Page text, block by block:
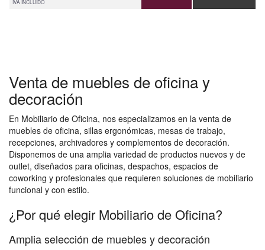
IVA INCLUIDO
Venta de muebles de oficina y
decoración
En Mobiliario de Oficina, nos especializamos en la venta de
muebles de oficina, sillas ergonómicas, mesas de trabajo,
recepciones, archivadores y complementos de decoración.
Disponemos de una amplia variedad de productos nuevos y de
outlet, diseñados para oficinas, despachos, espacios de
coworking y profesionales que requieren soluciones de mobiliario
funcional y con estilo.
¿Por qué elegir Mobiliario de Oficina?
Amplia selección de muebles y decoración